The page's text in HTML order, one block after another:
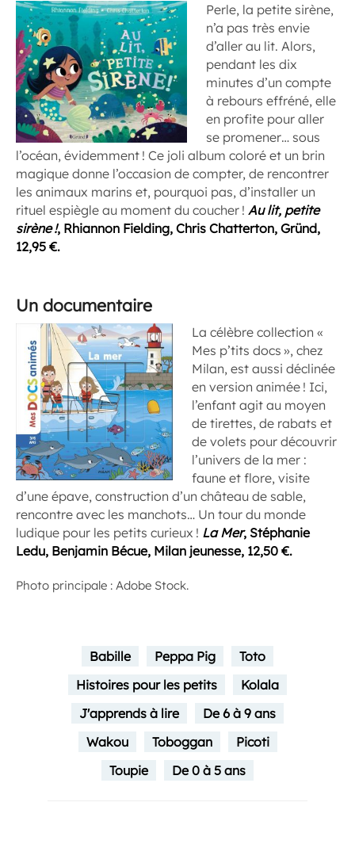
Perle, la petite sirène,
n’a pas très envie
d’aller au lit. Alors,
pendant les dix
minutes d’un compte
à rebours effréné, elle
en profite pour aller
se promener… sous
l’océan, évidemment ! Ce joli album coloré et un brin
magique donne l’occasion de compter, de rencontrer
les animaux marins et, pourquoi pas, d’installer un
rituel espiègle au moment du coucher ! Au lit, petite
sirène !, Rhiannon Fielding, Chris Chatterton, Gründ,
12,95 €.
Un documentaire
La célèbre collection «
Mes p’tits docs », chez
Milan, est aussi déclinée
en version animée ! Ici,
l’enfant agit au moyen
de tirettes, de rabats et
de volets pour découvrir
l’univers de la mer :
faune et flore, visite
d’une épave, construction d’un château de sable,
rencontre avec les manchots… Un tour du monde
ludique pour les petits curieux ! La Mer, Stéphanie
Ledu, Benjamin Bécue, Milan jeunesse, 12,50 €.
Photo principale : Adobe Stock.
Babille Peppa Pig
Toto
Histoires pour les petits
Kolala
J'apprends à lire
De 6 à 9 ans
Wakou
Toboggan
Picoti
Toupie
De 0 à 5 ans